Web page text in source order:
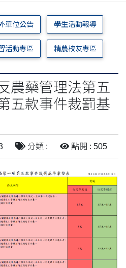
單位公告 學生活動報導
活動專區 精農校友專區
農藥管理法第五
五款事件裁罰基
分類 : 點閱 : 505